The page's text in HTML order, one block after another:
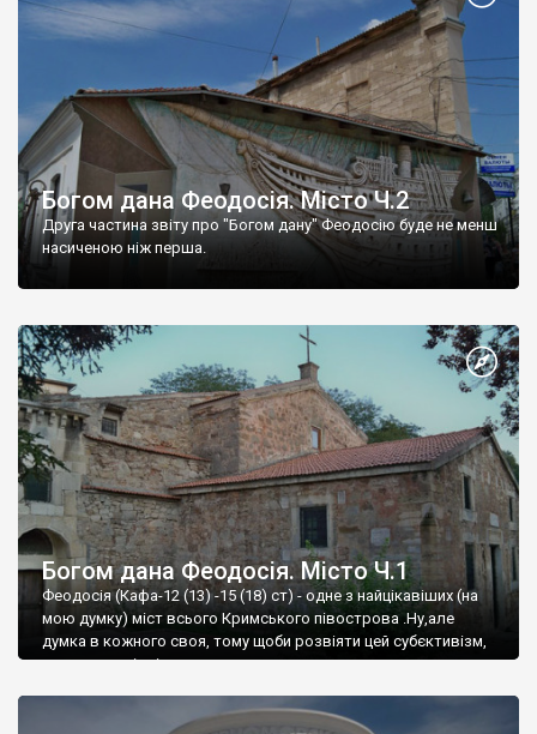
Богом дана Феодосія. Місто Ч.2
Друга частина звіту про "Богом дану" Феодосію буде не менш
насиченою ніж перша.
Богом дана Феодосія. Місто Ч.1
Феодосія (Кафа-12 (13) -15 (18) ст) - одне з найцікавіших (на
мою думку) міст всього Кримського півострова .Ну,але
думка в кожного своя, тому щоби розвіяти цей субєктивізм,
запрошую відвідати це